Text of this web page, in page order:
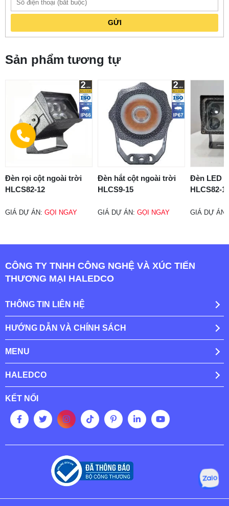
GỬI
Sản phẩm tương tự
Đèn rọi cột ngoài trời
HLCS82-12
GIÁ DỰ ÁN: GỌI NGAY
Đèn hắt cột ngoài trời
HLCS9-15
GIÁ DỰ ÁN:GỌI NGAY
Đèn LED
HLCS82-
GIÁ DỰ
CÔNG TY TNHH CÔNG NGHỆ VÀ XÚC TIẾN
THƯƠNG MẠI HALEDCO
THÔNG TIN LIÊN HỆ
HƯỚNG DẪN VÀ CHÍNH SÁCH
MENU
HALEDCO
KẾT NỐI